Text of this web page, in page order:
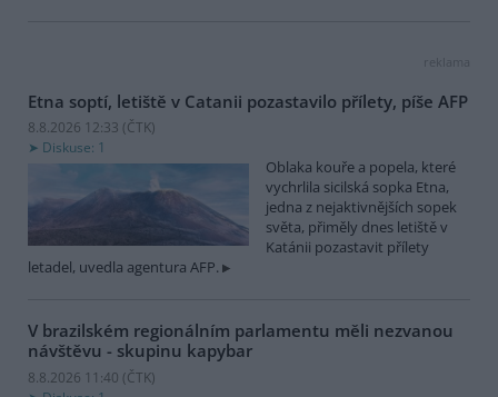
reklama
Etna soptí, letiště v Catanii pozastavilo přílety, píše AFP
8.8.2026 12:33 (ČTK)
Diskuse: 1
Oblaka kouře a popela, které
vychrlila sicilská sopka Etna,
jedna z nejaktivnějších sopek
světa, přiměly dnes letiště v
Katánii pozastavit přílety
letadel, uvedla agentura AFP.
V brazilském regionálním parlamentu měli nezvanou
návštěvu - skupinu kapybar
8.8.2026 11:40 (ČTK)